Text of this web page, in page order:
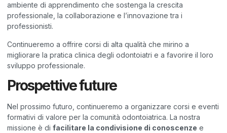
ambiente di apprendimento che sostenga la crescita
professionale, la collaborazione e l’innovazione tra i
professionisti.
Continueremo a offrire corsi di alta qualità che mirino a
migliorare la pratica clinica degli odontoiatri e a favorire il loro
sviluppo professionale.
Prospettive future
Nel prossimo futuro, continueremo a organizzare corsi e eventi
formativi di valore per la comunità odontoiatrica. La nostra
missione è di facilitare la condivisione di conoscenze e